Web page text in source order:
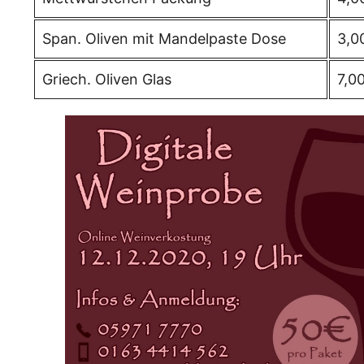
Span. Oliven mit Mandelpaste Dose
Griech. Oliven Glas